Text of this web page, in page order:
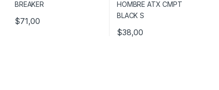
$71,00
Este producto tiene múltiples variantes. Las opciones se
$38,00
Este producto tiene múltiples